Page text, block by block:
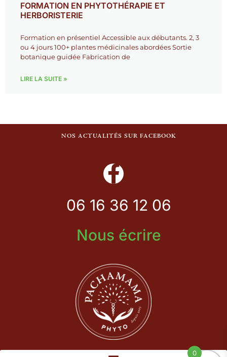
FORMATION EN PHYTOTHÉRAPIE ET
HERBORISTERIE
Formation en présentiel Accessible aux débutants. 2, 3
ou 4 jours 100+ plantes médicinales abordées Sortie
botanique guidée Fabrication de
LIRE LA SUITE »
NOS ACTUALITÉS SUR FACEBOOK
06 16 36 12 06
Nous écrire
0